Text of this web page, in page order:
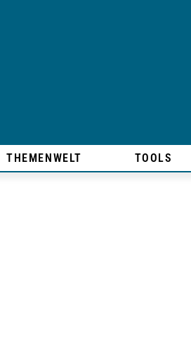
THEMENWELT TOOLS